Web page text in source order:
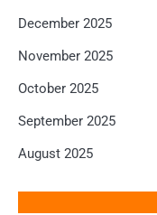
December 2025
November 2025
October 2025
September 2025
August 2025